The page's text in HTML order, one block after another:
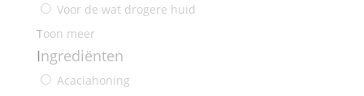
Voor de wat drogere huid
Toon meer
Ingrediënten
Acaciahoning